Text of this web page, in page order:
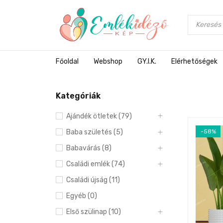
Főoldal Webshop GY.I.K. Elérhetőségek
Kategóriák
Ajándék ötletek (79)
Baba születés (5)
Babavárás (8)
Családi emlék (74)
Családi újság (11)
Egyéb (0)
Első szülinap (10)
-58%